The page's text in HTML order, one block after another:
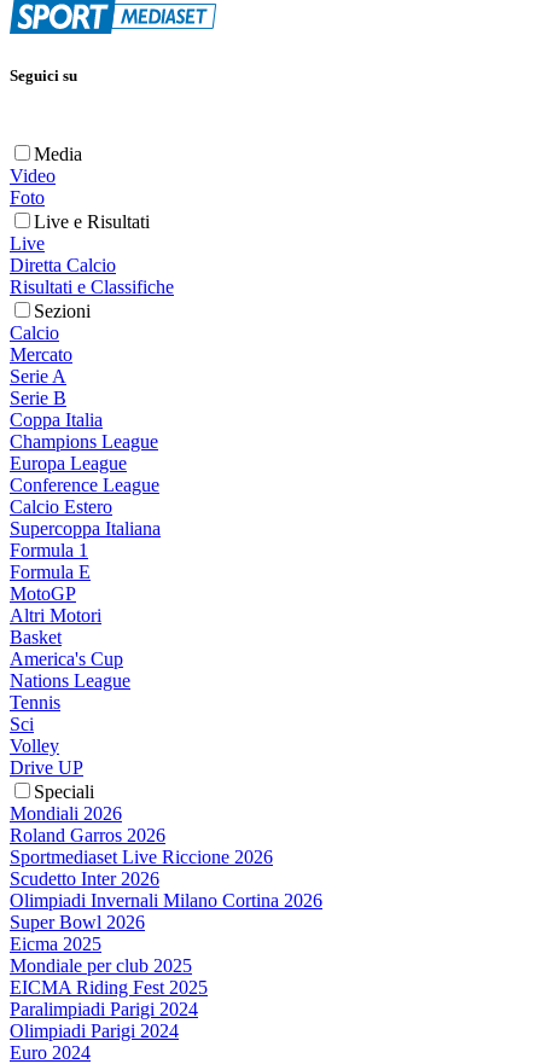
Seguici su
Media
Video
Foto
Live e Risultati
Live
Diretta Calcio
Risultati e Classifiche
Sezioni
Calcio
Mercato
Serie A
Serie B
Coppa Italia
Champions League
Europa League
Conference League
Calcio Estero
Supercoppa Italiana
Formula 1
Formula E
MotoGP
Altri Motori
Basket
America's Cup
Nations League
Tennis
Sci
Volley
Drive UP
Speciali
Mondiali 2026
Roland Garros 2026
Sportmediaset Live Riccione 2026
Scudetto Inter 2026
Olimpiadi Invernali Milano Cortina 2026
Super Bowl 2026
Eicma 2025
Mondiale per club 2025
EICMA Riding Fest 2025
Paralimpiadi Parigi 2024
Olimpiadi Parigi 2024
Euro 2024